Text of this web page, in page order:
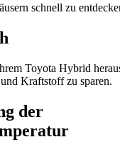
schnell zu
Toyota Hybrid
Kraftstoff zu sparen.
der